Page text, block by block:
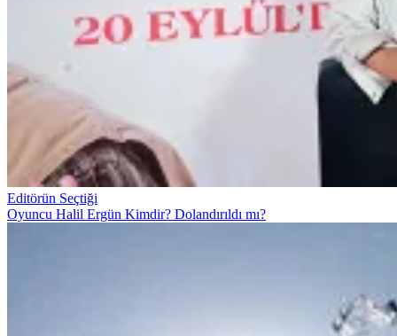
Editörün Seçtiği
Oyuncu Halil Ergün Kimdir? Dolandırıldı mı?